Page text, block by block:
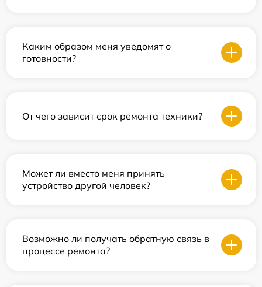
Каким образом меня уведомят о
готовности?
От чего зависит срок ремонта техники?
Может ли вместо меня принять
устройство другой человек?
Возможно ли получать обратную связь в
процессе ремонта?